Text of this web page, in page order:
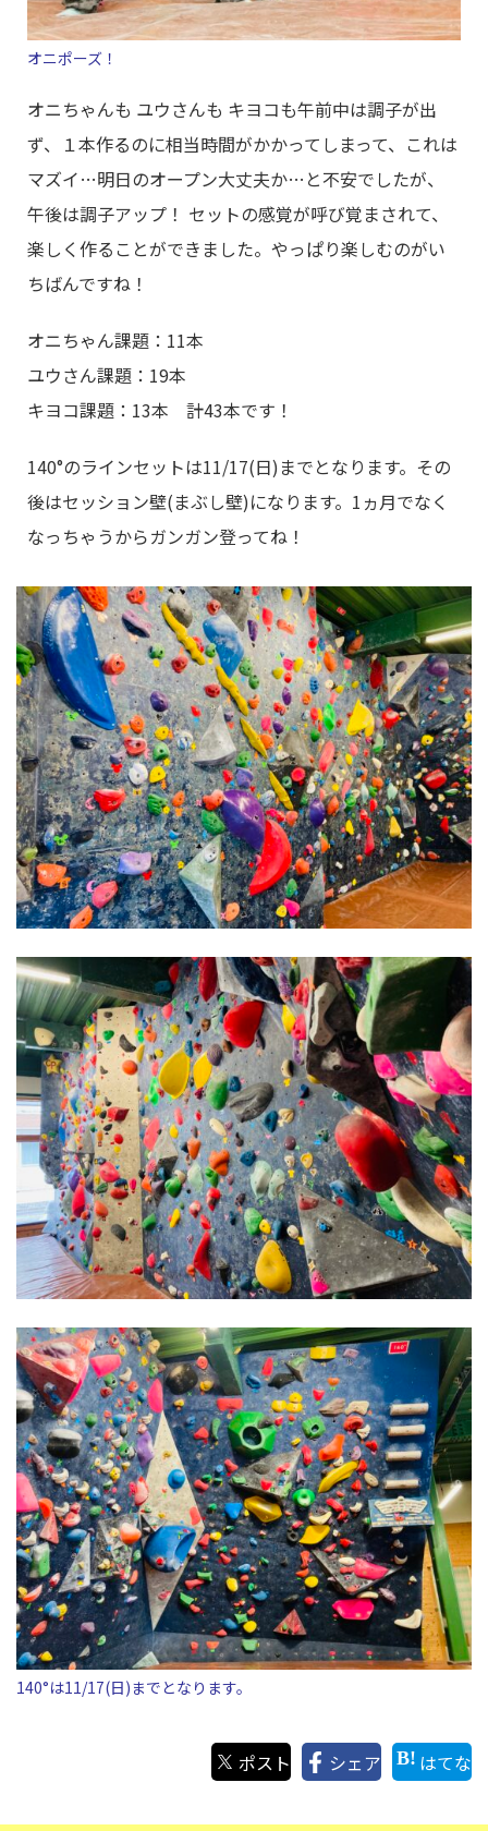
オニポーズ！
オニちゃんも ユウさんも キヨコも午前中は調子が出
ず、１本作るのに相当時間がかかってしまって、これは
マズイ…明日のオープン大丈夫か…と不安でしたが、
午後は調子アップ！ セットの感覚が呼び覚まされて、
楽しく作ることができました。やっぱり楽しむのがい
ちばんですね！
オニちゃん課題：11本
ユウさん課題：19本
キヨコ課題：13本 計43本です！
140°のラインセットは11/17(日)までとなります。その
後はセッション壁(まぶし壁)になります。1ヵ月でなく
なっちゃうからガンガン登ってね！
140°は11/17(日)までとなります。
ポスト シェア はてな